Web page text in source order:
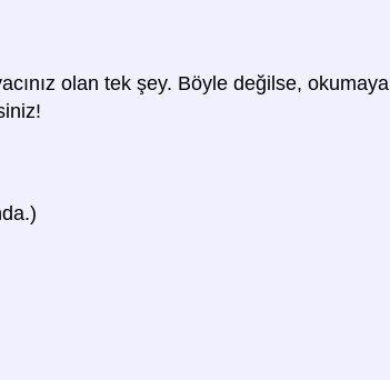
olan tek şey. Böyle değilse, okumaya